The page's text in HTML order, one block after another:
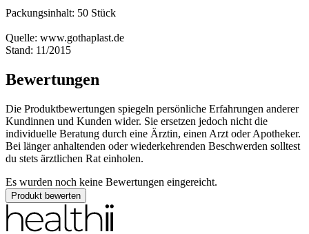
Packungsinhalt: 50 Stück
Quelle: www.gothaplast.de
Stand: 11/2015
Bewertungen
Die Produktbewertungen spiegeln persönliche Erfahrungen anderer
Kundinnen und Kunden wider. Sie ersetzen jedoch nicht die
individuelle Beratung durch eine Ärztin, einen Arzt oder Apotheker.
Bei länger anhaltenden oder wiederkehrenden Beschwerden solltest
du stets ärztlichen Rat einholen.
Es wurden noch keine Bewertungen eingereicht.
Produkt bewerten